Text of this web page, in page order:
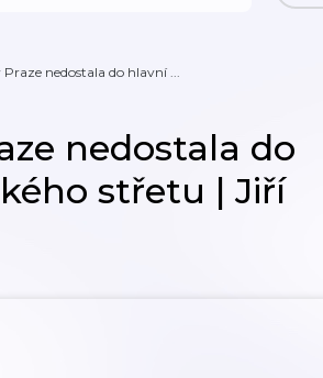
nedostala do hlavní ...
nedostala do
střetu | Jiří